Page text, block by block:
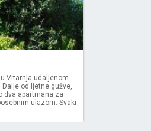
Vitarnja udaljenom
od ljetne gužve,
dva apartmana za
ulazom. Svaki